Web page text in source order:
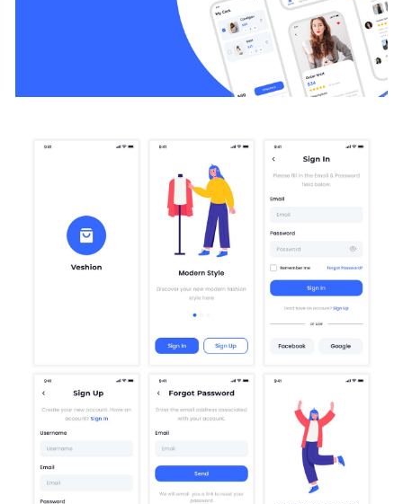
习惯管理app ui设计 .fig素材
2021-11-12
智能灯具app & watch app ui设计 .fig素材
2022-07-17
2021-01-06